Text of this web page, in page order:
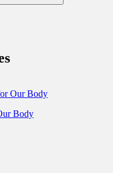
Our Body